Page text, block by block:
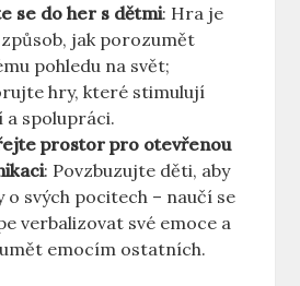
se do​ her s dětmi:⁤ Hra je
způsob, jak‌ porozumět
⁤pohledu​ na svět;
hry, které stimulují
a spolupráci.
prostor pro otevřenou
: Povzbuzujte děti, aby
o svých ⁣pocitech – naučí se
verbalizovat své⁣ emoce‍ a
⁣emocím ostatních.